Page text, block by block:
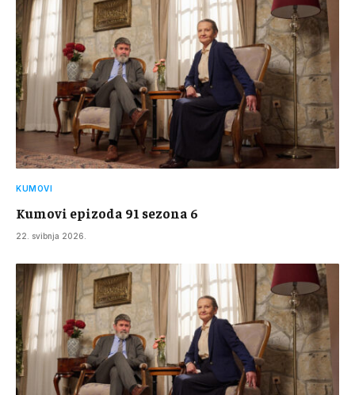
KUMOVI
Kumovi epizoda 91 sezona 6
22. svibnja 2026.